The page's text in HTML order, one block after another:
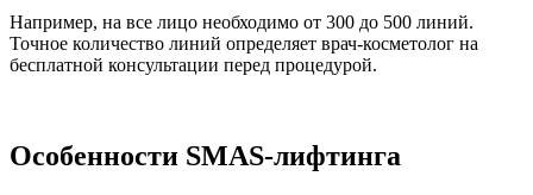
Например, на все лицо необходимо от 300 до 500 линий.
Точное количество линий определяет врач-косметолог на
бесплатной консультации перед процедурой.
Особенности SMAS-лифтинга